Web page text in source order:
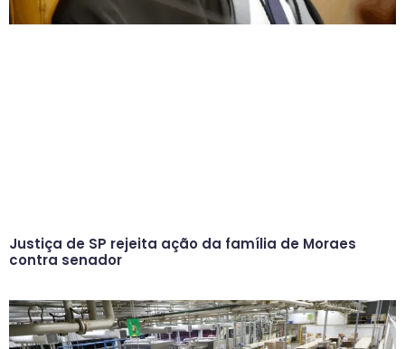
Justiça de SP rejeita ação da família de Moraes
contra senador